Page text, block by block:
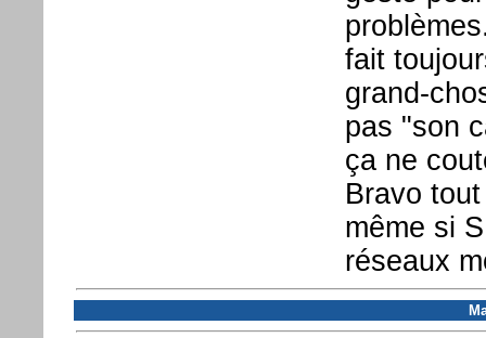
fait
grand-
pas "son
ça ne
Bravo
même si
réseaux